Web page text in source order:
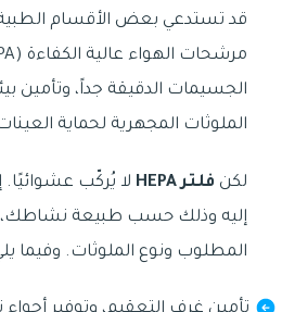
قد تستدعي بعض الأقسام الطبية
الجسيمات الدقيقة جداً، وتأمين
الملوثات المجهرية لحماية
لكن فلتر HEPA
لا يُركّب
إليه وذلك حسب طبيعة
المطلوب ونوع الملوثات. وفيما